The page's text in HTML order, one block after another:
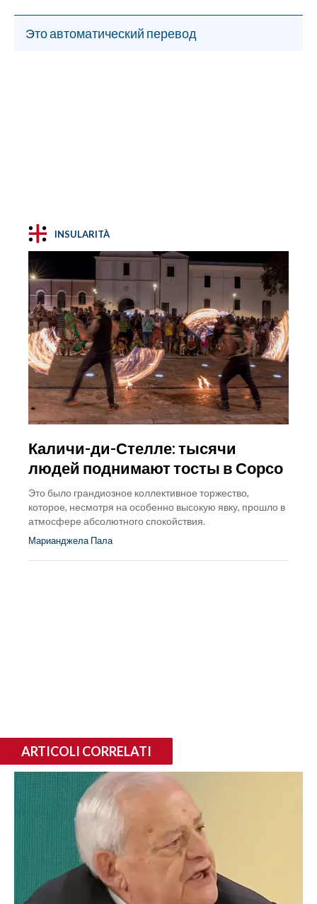
Это автоматический перевод
INSULARITÀ
Каличи-ди-Стелле: тысячи
людей поднимают тосты в Сорсо
Это было грандиозное коллективное торжество,
которое, несмотря на особенно высокую явку, прошло в
атмосфере абсолютного спокойствия.
Марианджела Пала
ARTICOLI CORRELATI